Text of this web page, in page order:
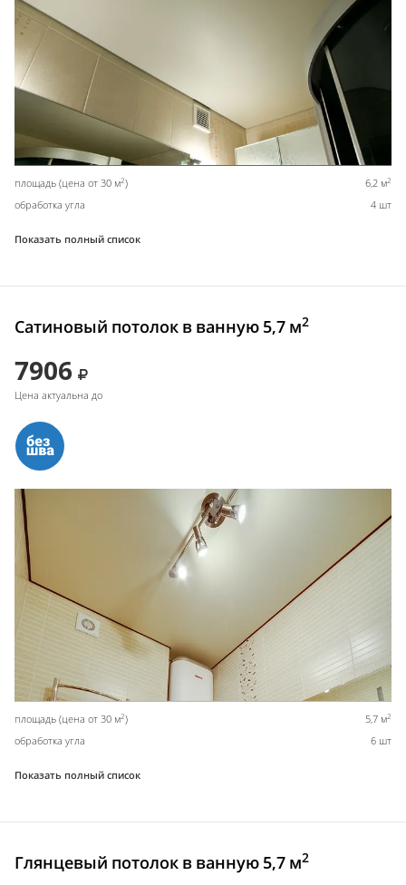
площадь (цена от 30 м2) 6,2 м2
обработка угла 4 шт
Показать полный список
Сатиновый потолок в ванную 5,7 м2
7906
Цена актуальна до
площадь (цена от 30 м2) 5,7 м2
обработка угла 6 шт
Показать полный список
Глянцевый потолок в ванную 5,7 м2